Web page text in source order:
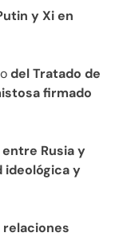
y Xi en
del Tratado de
firmado
entre Rusia y
ideológica y